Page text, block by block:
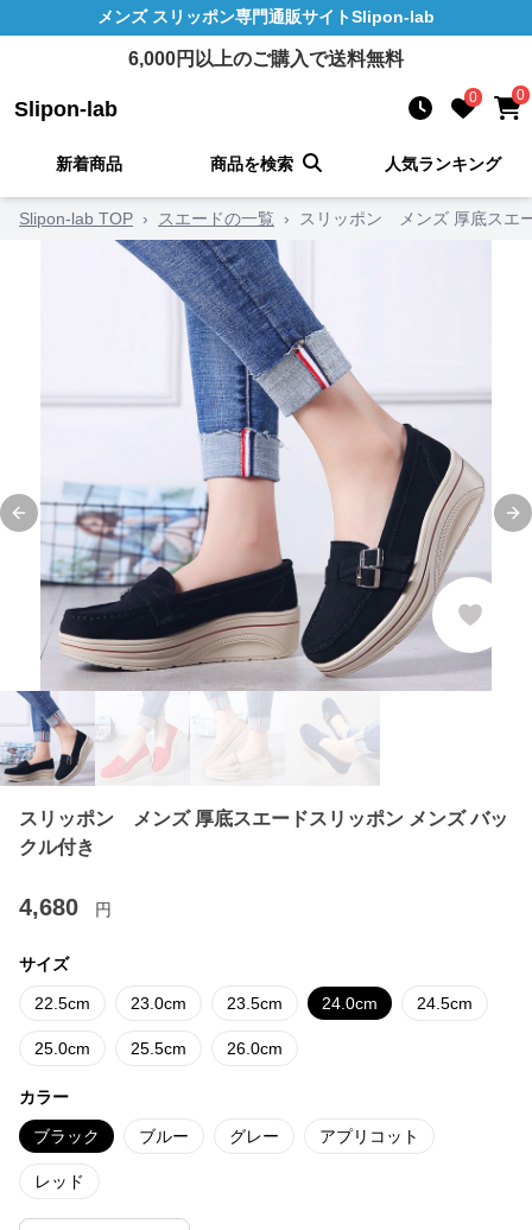
メンズ スリッポン専門通販サイトSlipon-lab
6,000円以上のご購入で送料無料
Slipon-lab 0 0
新着商品 商品を検索 人気ランキング
Slipon-lab TOP › スエードの一覧 › スリッポン メンズ 厚底スエ
Previous slide
スリッポン メンズ 厚底スエードスリッポン メンズ バッ
クル付き
4,680 円
サイズ
22.5cm 23.0cm 23.5cm 24.0cm 24.5cm
25.0cm 25.5cm 26.0cm
カラー
ブラック ブルー グレー アプリコット
レッド